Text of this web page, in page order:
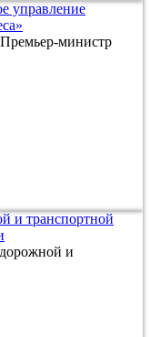
управление
министр
и транспортной
и